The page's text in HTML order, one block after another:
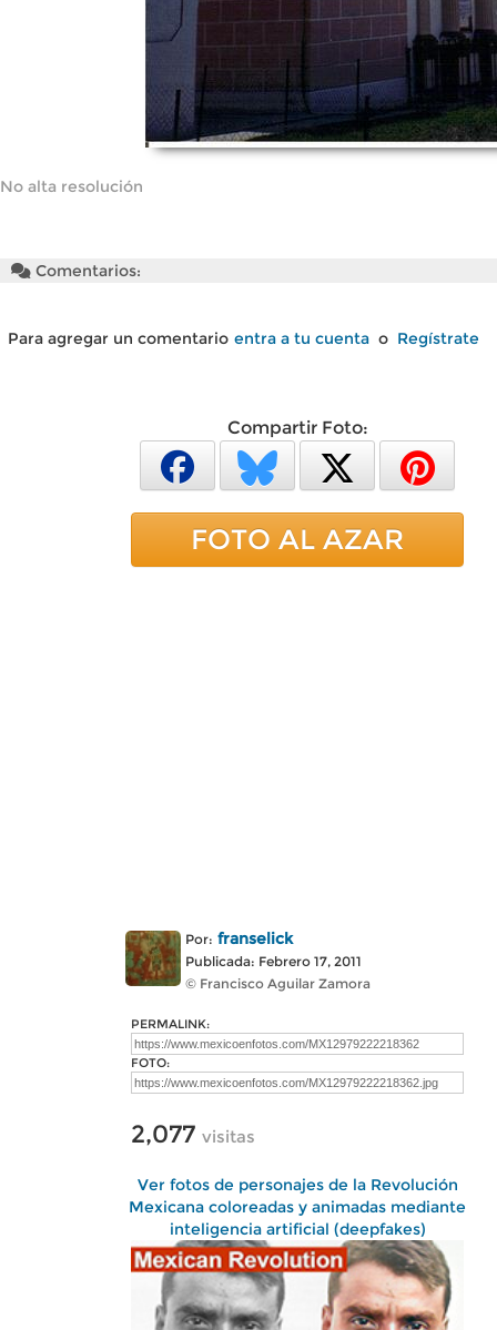
No alta resolución
Comentarios:
Para agregar un comentario entra a tu cuenta o Regístrate
Compartir Foto:
FOTO AL AZAR
Por: franselick
Publicada: Febrero 17, 2011
© Francisco Aguilar Zamora
PERMALINK:
FOTO:
2,077 visitas
Ver fotos de personajes de la Revolución
Mexicana coloreadas y animadas mediante
inteligencia artificial (deepfakes)